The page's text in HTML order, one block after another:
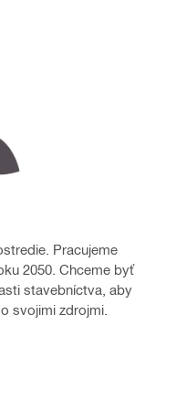
Pracujeme
2050. Chceme byť
stavebníctva, aby
svojimi zdrojmi.